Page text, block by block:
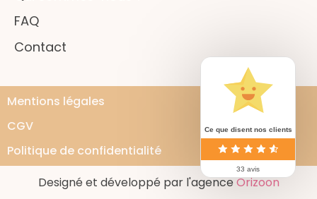
FAQ
Contact
Mentions légales
CGV
Politique de confidentialité
Designé et développé par l'agenceOrizoon
Ce que disent nos clients
33 avis